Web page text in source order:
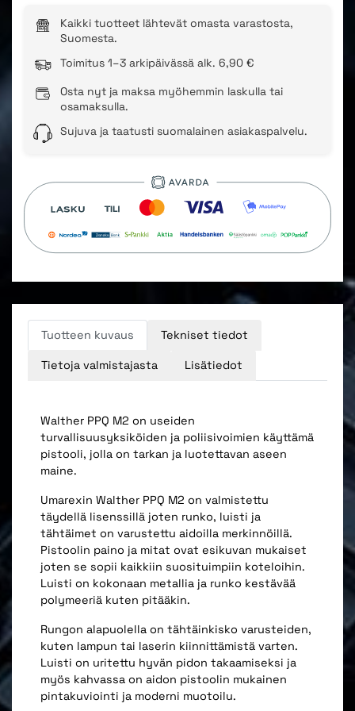
Kaikki tuotteet lähtevät omasta varastosta,
Suomesta.
Toimitus 1–3 arkipäivässä alk. 6,90 €
Osta nyt ja maksa myöhemmin laskulla tai
osamaksulla.
Sujuva ja taatusti suomalainen asiakaspalvelu.
Tuotteen kuvaus Tekniset tiedot
Tietoja valmistajasta Lisätiedot
Walther PPQ M2 on useiden
turvallisuusyksiköiden ja poliisivoimien käyttämä
pistooli, jolla on tarkan ja luotettavan aseen
maine.
Umarexin Walther PPQ M2 on valmistettu
täydellä lisenssillä joten runko, luisti ja
tähtäimet on varustettu aidoilla merkinnöillä.
Pistoolin paino ja mitat ovat esikuvan mukaiset
joten se sopii kaikkiin suosituimpiin koteloihin.
Luisti on kokonaan metallia ja runko kestävää
polymeeriä kuten pitääkin.
Rungon alapuolella on tähtäinkisko varusteiden,
kuten lampun tai laserin kiinnittämistä varten.
Luisti on uritettu hyvän pidon takaamiseksi ja
myös kahvassa on aidon pistoolin mukainen
pintakuviointi ja moderni muotoilu.